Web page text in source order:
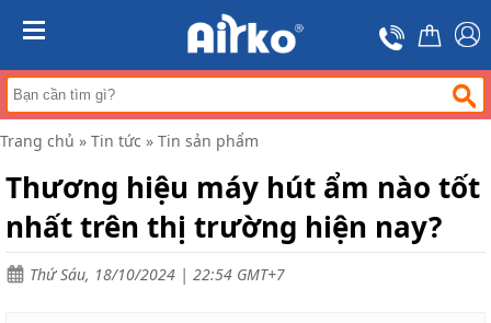
Trang
chủ
Máy
hút
ẩm
Máy
không
hòa
di
Trang chủ » Tin tức » Tin sản phẩm
Thương hiệu máy hút ẩm nào tốt
nhất trên thị trường hiện nay?
Thứ Sáu, 18/10/2024 | 22:54 GMT+7